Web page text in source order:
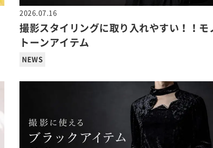
2026.07.16
撮影スタイリングに取り入れやすい！！モ
トーンアイテム
NEWS